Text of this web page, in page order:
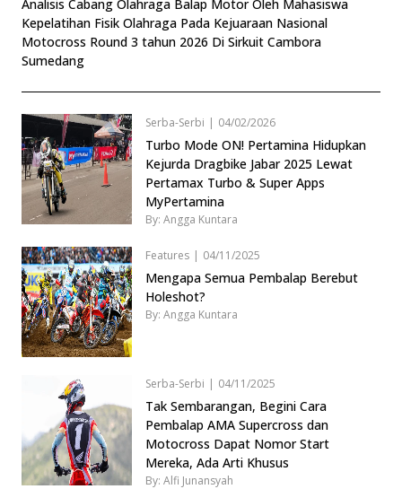
Analisis Cabang Olahraga Balap Motor Oleh Mahasiswa
Kepelatihan Fisik Olahraga Pada Kejuaraan Nasional
Motocross Round 3 tahun 2026 Di Sirkuit Cambora
Sumedang
Serba-Serbi | 04/02/2026
Turbo Mode ON! Pertamina Hidupkan
Kejurda Dragbike Jabar 2025 Lewat
Pertamax Turbo & Super Apps
MyPertamina
By: Angga Kuntara
Features | 04/11/2025
Mengapa Semua Pembalap Berebut
Holeshot?
By: Angga Kuntara
Serba-Serbi | 04/11/2025
Tak Sembarangan, Begini Cara
Pembalap AMA Supercross dan
Motocross Dapat Nomor Start
Mereka, Ada Arti Khusus
By: Alfi Junansyah